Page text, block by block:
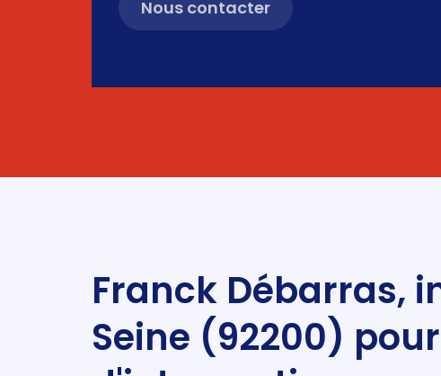
Nous contacter
Franck Débarras,
Seine (92200)